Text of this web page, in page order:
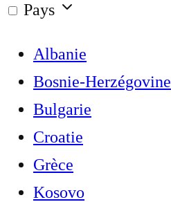
Pays
Albanie
Bosnie-Herzégovine
Bulgarie
Croatie
Grèce
Kosovo